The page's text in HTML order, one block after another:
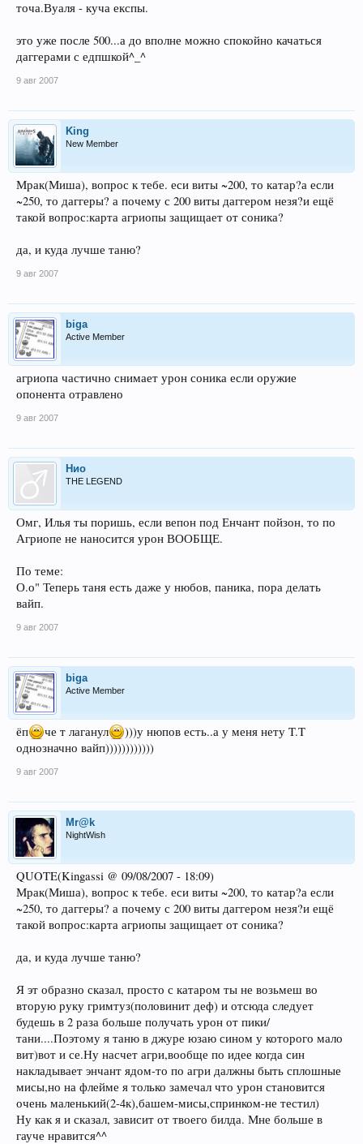
точа.Вуаля - куча експы.
это уже после 500...а до вполне можно спокойно качаться
даггерами с едпшкой^_^
9 авг 2007
King
New Member
Мрак(Миша), вопрос к тебе. еси виты ~200, то катар?а если
~250, то даггеры? а почему с 200 виты даггером незя?и ещё
такой вопрос:карта агриопы защищает от соника?
да, и куда лучше таню?
9 авг 2007
biga
Active Member
агриопа частично снимает урон соника если оружие
опонента отравлено
9 авг 2007
Нио
THE LEGEND
Омг, Илья ты поришь, если вепон под Енчант пойзон, то по
Агриопе не наносится урон ВООБЩЕ.
По теме:
О.о" Теперь таня есть даже у нюбов, паника, пора делать
вайп.
9 авг 2007
biga
Active Member
ёп че т лаганул
)))у нюпов есть..а у меня нету T.T
однозначно вайп))))))))))))
9 авг 2007
Mr@k
NightWish
QUOTE(Kingassi @ 09/08/2007 - 18:09)
Мрак(Миша), вопрос к тебе. еси виты ~200, то катар?а если
~250, то даггеры? а почему с 200 виты даггером незя?и ещё
такой вопрос:карта агриопы защищает от соника?
да, и куда лучше таню?
Я эт образно сказал, просто с катаром ты не возьмеш во
вторую руку гримтуз(половинит деф) и отсюда следует
будешь в 2 раза больше получать урон от пики/
тани....Поэтому я таню в джуре юзаю сином у которого мало
вит)вот и се.Ну насчет агри,вообще по идее когда син
накладывает энчант ядом-то по агри далжны быть сплошные
мисы,но на флейме я только замечал что урон становится
очень маленький(2-4к),башем-мисы,спринком-не тестил)
Ну как я и сказал, зависит от твоего билда. Мне больше в
гауче нравится^^